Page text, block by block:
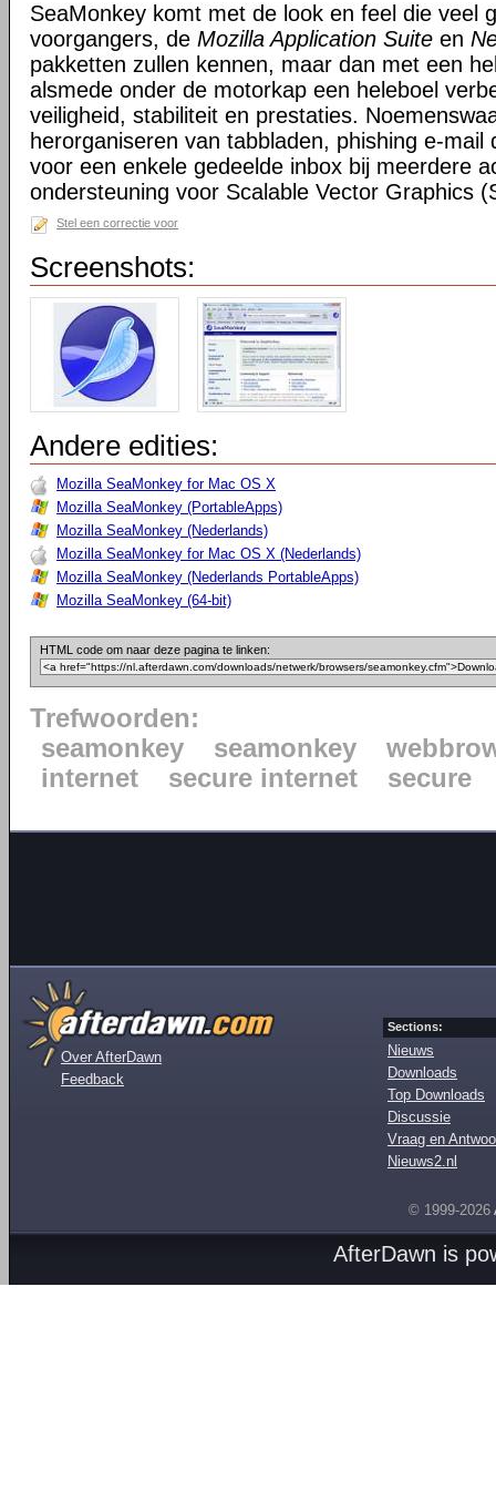
SeaMonkey komt met de look en feel die veel
voorgangers, de Mozilla Application Suite en
pakketten zullen kennen, maar dan met een
alsmede onder de motorkap een heleboel
veiligheid, stabiliteit en prestaties.
herorganiseren van tabbladen, phishing e-mail
voor een enkele gedeelde inbox bij meerdere
ondersteuning voor Scalable Vector Graphics
Stel een correctie voor
Screenshots:
Andere edities:
Mozilla SeaMonkey for Mac OS X
Mozilla SeaMonkey (PortableApps)
Mozilla SeaMonkey (Nederlands)
Mozilla SeaMonkey for Mac OS X (Nederlands)
Mozilla SeaMonkey (Nederlands PortableApps)
Mozilla SeaMonkey (64-bit)
HTML code om naar deze pagina te linken:
Trefwoorden:
seamonkey
seamonkey
internet
secure internet secure
Over AfterDawn
Feedback
Sections:
Nieuws
Downloads
Top Downloads
Discussie
Vraag en
Nieuws2.nl
© 1999-2026
AfterDawn is